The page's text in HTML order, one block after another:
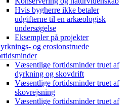
Hvis bygherre ikke betaler
udgifterne til en arkæologisk
undersøgelse
Eksempler på projekter
og erosionstruede
Væsentlige fortidsminder truet af
dyrkning og skovdrift
Væsentlige fortidsminder truet af
skovrejsning
Væsentlige fortidsminder truet af